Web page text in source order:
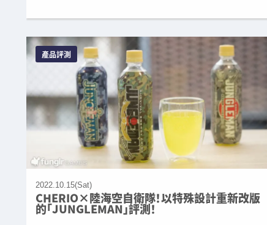
產品評測
2022.10.15(Sat)
CHERIO×陸海空自衛隊！以特殊設計重新改版
的「JUNGLEMAN」評測！